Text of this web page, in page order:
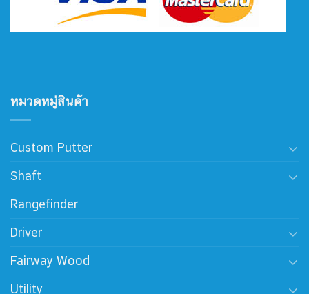
หมวดหมู่สินค้า
Custom Putter
Shaft
Rangefinder
Driver
Fairway Wood
Utility